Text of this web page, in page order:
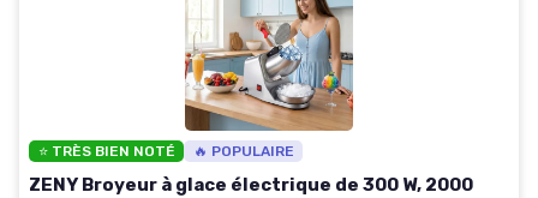
⭐ TRÈS BIEN NOTÉ 🔥 POPULAIRE
ZENY Broyeur à glace électrique de 300 W, 2000